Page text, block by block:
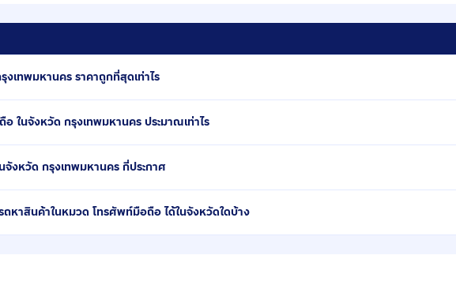
เทพมหานคร ราคาถูกที่สุดเท่าไร
ในจังหวัด กรุงเทพมหานคร ประมาณเท่าไร
งหวัด กรุงเทพมหานคร กี่ประกาศ
หาสินค้าในหมวด โทรศัพท์มือถือ ได้ในจังหวัดใดบ้าง